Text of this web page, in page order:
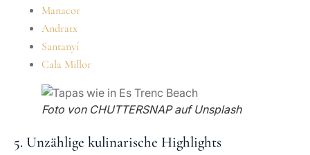
Manacor
Andratx
Santanyí
Cala Millor
Foto von CHUTTERSNAP auf Unsplash
5. Unzählige kulinarische Highlights